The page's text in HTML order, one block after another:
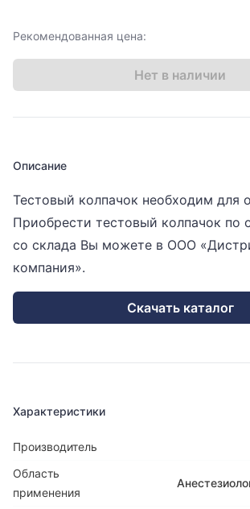
Рекомендованная цена:
Нет в наличии
Описание
Тестовый колпачок необходим для
Приобрести тестовый колпачок по
со склада Вы можете в ООО
компания».
Скачать каталог
Характеристики
Производитель
Область
применения